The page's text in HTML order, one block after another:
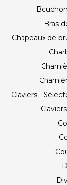
Bras
Chapeaux de
Claviers -